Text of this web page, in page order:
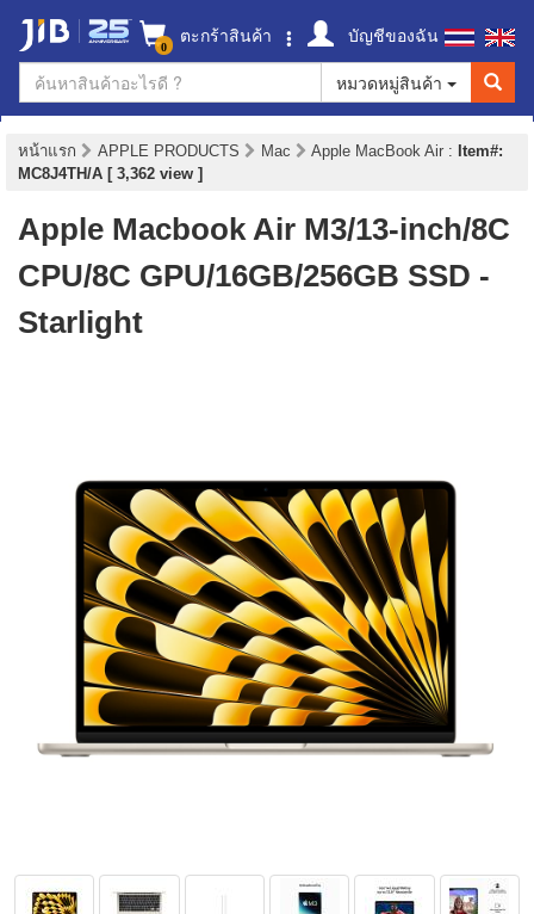
0 ตะกร้าสินค้า
บัญชีของฉัน
หมวดหมู่สินค้า
หน้าแรก APPLE PRODUCTS Mac Apple MacBook Air : Item#:
MC8J4TH/A [ 3,362 view ]
Apple Macbook Air M3/13-inch/8C
CPU/8C GPU/16GB/256GB SSD -
Starlight